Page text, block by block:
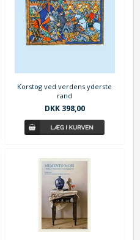
Korstog ved verdens yderste
rand
DKK 398,00